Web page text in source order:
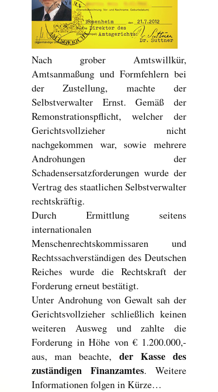
Nach grober Amtswillkür,
Amtsanmaßung und Formfehlern bei
der Zustellung, machte der
Selbstverwalter Ernst. Gemäß der
Remonstrationspflicht, welcher der
Gerichtsvollzieher nicht
nachgekommen war, sowie mehrere
Androhungen der
Schadensersatzforderungen wurde der
Vertrag des staatlichen Selbstverwalter
rechtskräftig.
Durch Ermittlung seitens
internationalen
Menschenrechtskommissaren und
Rechtssachverständigen des Deutschen
Reiches wurde die Rechtskraft der
Forderung erneut bestätigt.
Unter Androhung von Gewalt sah der
Gerichtsvollzieher schließlich keinen
weiteren Ausweg und zahlte die
Forderung in Höhe von € 1.200.000,-
aus, man beachte, der Kasse des
zuständigen Finanzamtes. Weitere
Informationen folgen in Kürze…